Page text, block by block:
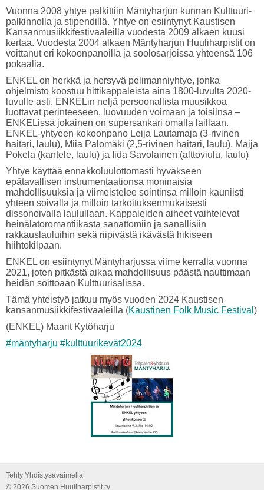
Vuonna 2008 yhtye palkittiin Mäntyharjun kunnan Kulttuuri-
palkinnolla ja stipendillä. Yhtye on esiintynyt Kaustisen
Kansanmusiikkifestivaaleilla vuodesta 2009 alkaen kuusi
kertaa. Vuodesta 2004 alkaen Mäntyharjun Huuliharpistit on
voittanut eri kokoonpanoilla ja soolosarjoissa yhteensä 106
pokaalia.
ENKEL on herkkä ja hersyvä pelimanniyhtye, jonka
ohjelmisto koostuu hittikappaleista aina 1800-luvulta 2020-
luvulle asti. ENKELin neljä persoonallista muusikkoa
luottavat perinteeseen, luovuuden voimaan ja toisiinsa –
ENKELissä jokainen on supersankari omalla laillaan.
ENKEL-yhtyeen kokoonpano Leija Lautamaja (3-rivinen
haitari, laulu), Miia Palomäki (2,5-rivinen haitari, laulu), Maija
Pokela (kantele, laulu) ja Iida Savolainen (alttoviulu, laulu)
Yhtye käyttää ennakkoluulottomasti hyväkseen
epätavallisen instrumentaationsa moninaisia
mahdollisuuksia ja viimeistelee sointinsa milloin kauniisti
yhteen soivalla ja milloin tarkoituksenmukaisesti
dissonoivalla laulullaan. Kappaleiden aiheet vaihtelevat
heinälatoromantiikasta sanattomiin ja sanallisiin
rakkauslauluihin sekä riipivästä ikävästä hikiseen
hiihtokilpaan.
ENKEL on esiintynyt Mäntyharjussa viime kerralla vuonna
2021, joten pitkästä aikaa mahdollisuus päästä nauttimaan
heidän soittoaan Kulttuurisalissa.
Tämä yhteistyö jatkuu myös vuoden 2024 Kaustisen
kansanmusiikkifestivaaleilla (Kaustinen Folk Music Festival )
(ENKEL) Maarit Kytöharju
#mäntyharju #kulttuurikevät2024
Tehty Yhdistysavaimella
© 2026 Suomen Huuliharpistit ry